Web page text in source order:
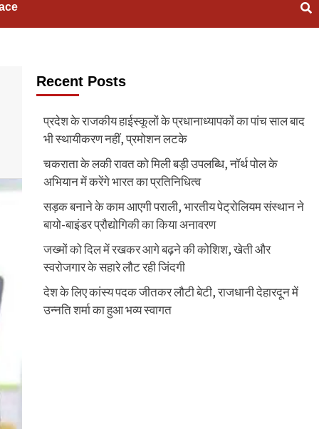
Recent Posts
प्रदेश के राजकीय हाईस्कूलों के प्रधानाध्यापकों का पांच साल बाद
भी स्थायीकरण नहीं, प्रमोशन लटके
चकराता के लकी रावत को मिली बड़ी उपलब्धि, नॉर्थ पोल के
अभियान में करेंगे भारत का प्रतिनिधित्व
सड़क बनाने के काम आएगी पराली, भारतीय पेट्रोलियम संस्थान ने
बायो-बाइंडर प्रौद्योगिकी का किया अनावरण
जख्मों को दिल में रखकर आगे बढ़ने की कोशिश, खेती और
स्वरोजगार के सहारे लौट रही जिंदगी
देश के लिए कांस्य पदक जीतकर लौटी बेटी, राजधानी देहारदून में
उन्नति शर्मा का हुआ भव्य स्वागत